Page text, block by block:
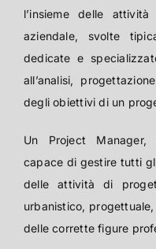
l’insieme delle
aziendale, svolte
dedicate e
all’analisi,
degli obiettivi di un
Un Project Manager,
capace di gestire tutti
delle attività di
urbanistico,
delle corrette figure